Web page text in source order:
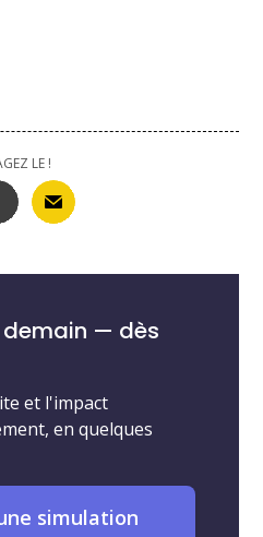
LE !
demain — dès
et l'impact
en quelques
simulation